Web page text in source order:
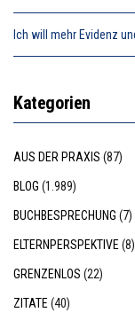
Ich will mehr Evidenz
Kategorien
AUS DER PRAXIS (87)
BLOG (1.989)
BUCHBESPRECHUNG (7)
ELTERNPERSPEKTIVE (8)
GRENZENLOS (22)
ZITATE (40)